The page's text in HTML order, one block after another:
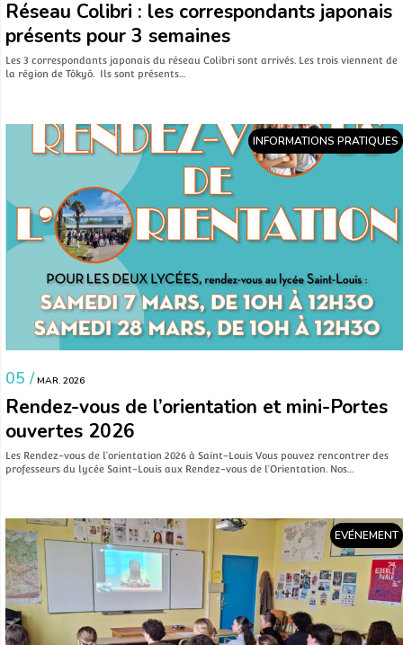
Réseau Colibri : les correspondants japonais
présents pour 3 semaines
Les 3 correspondants japonais du réseau Colibri sont arrivés. Les trois viennent de
la région de Tôkyô. Ils sont présents…
INFORMATIONS PRATIQUES
05 / MAR. 2026
Rendez-vous de l’orientation et mini-Portes
ouvertes 2026
Les Rendez-vous de l’orientation 2026 à Saint-Louis Vous pouvez rencontrer des
professeurs du lycée Saint-Louis aux Rendez-vous de l’Orientation. Nos…
EVÉNEMENT